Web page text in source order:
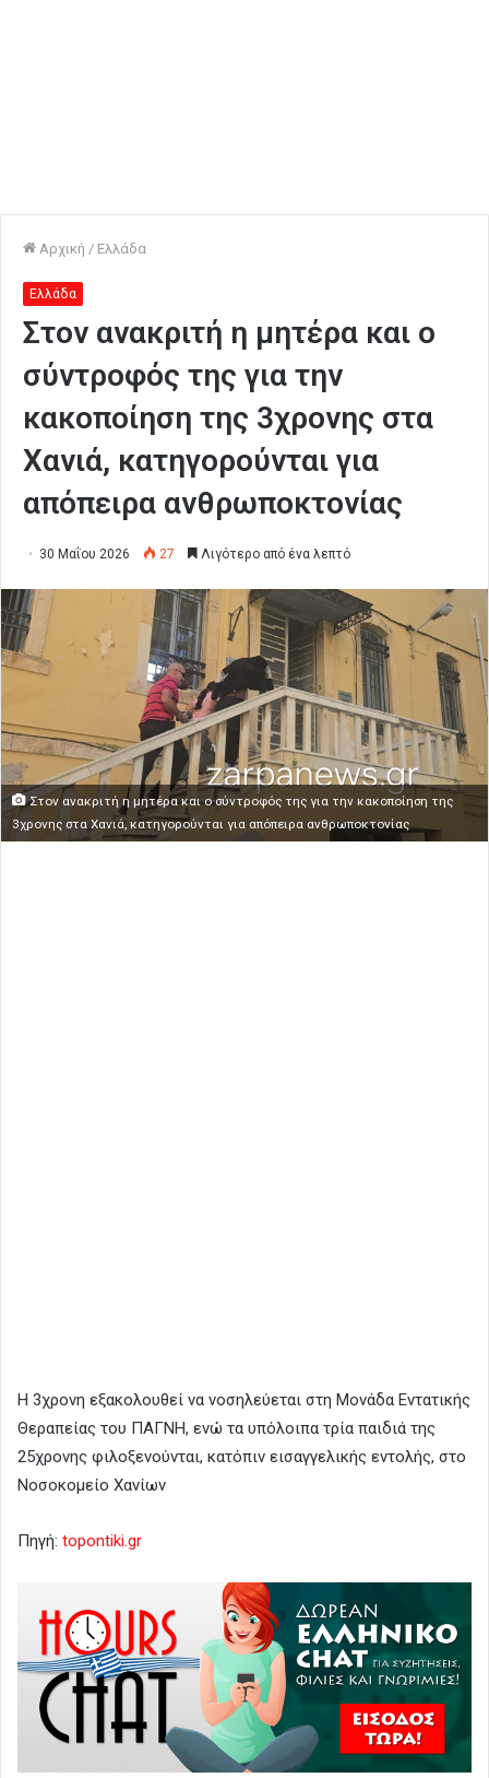
Αρχική / Ελλάδα
Ελλάδα
Στον ανακριτή η μητέρα και ο
σύντροφός της για την
κακοποίηση της 3χρονης στα
Χανιά, κατηγορούνται για
απόπειρα ανθρωποκτονίας
30 Μαΐου 2026 27 Λιγότερο από ένα λεπτό
Στον ανακριτή η μητέρα και ο σύντροφός της για την κακοποίηση της
3χρονης στα Χανιά, κατηγορούνται για απόπειρα ανθρωποκτονίας
Η 3χρονη εξακολουθεί να νοσηλεύεται στη Μονάδα Εντατικής
Θεραπείας του ΠΑΓΝΗ, ενώ τα υπόλοιπα τρία παιδιά της
25χρονης φιλοξενούνται, κατόπιν εισαγγελικής εντολής, στο
Νοσοκομείο Χανίων
Πηγή: topontiki.gr